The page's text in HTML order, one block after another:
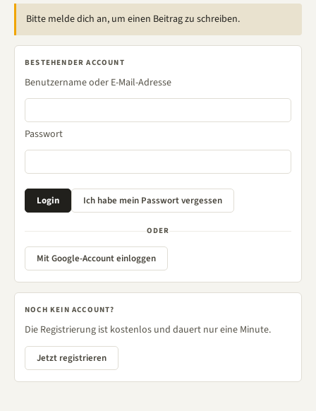
Bitte melde dich an, um einen Beitrag zu schreiben.
BESTEHENDER ACCOUNT
Benutzername oder E-Mail-Adresse
Passwort
ODER
Mit Google-Account einloggen
NOCH KEIN ACCOUNT?
Die Registrierung ist kostenlos und dauert nur eine Minute.
Jetzt registrieren